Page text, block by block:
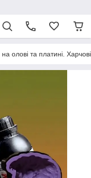
олові та платині.